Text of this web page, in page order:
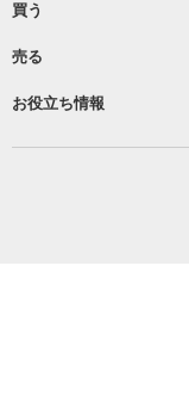
買う
売る
お役立ち情報